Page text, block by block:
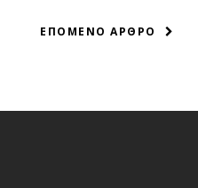
ΕΠΟΜΕΝΟ ΑΡΘΡΟ